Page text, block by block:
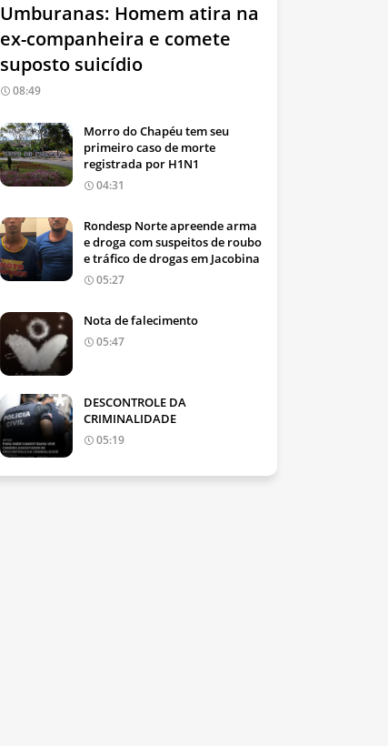
Umburanas: Homem atira na
ex-companheira e comete
suposto suicídio
08:49
Morro do Chapéu tem seu
primeiro caso de morte
registrada por H1N1
04:31
Rondesp Norte apreende arma
e droga com suspeitos de roubo
e tráfico de drogas em Jacobina
05:27
Nota de falecimento
05:47
DESCONTROLE DA
CRIMINALIDADE
05:19